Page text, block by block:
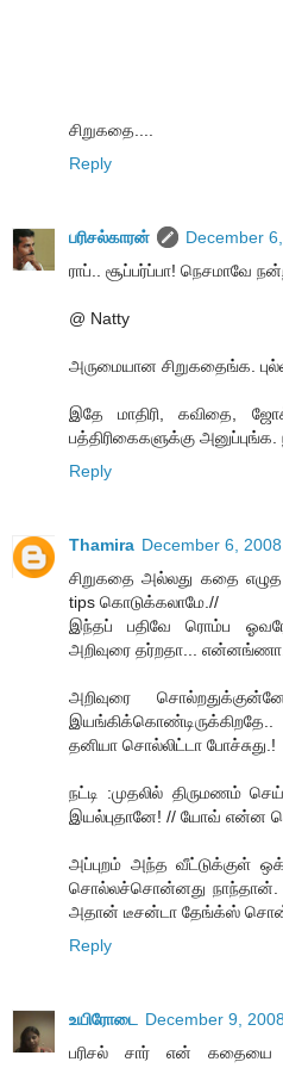
சிறுகதை....
Reply
பரிசல்காரன்
December
ராப்.. சூப்பர்ப்பா! நெசமாவே
@ Natty
அருமையான சிறுகதைங்க.
இதே மாதிரி, கவிதை,
பத்திரிகைகளுக்கு
Reply
Thamira December 6,
சிறுகதை அல்லது கதை
tips கொடுக்கலாமே.//
இந்தப் பதிவே ரொம்ப
அறிவுரை தர்றதா...
அறிவுரை
இயங்கிக்கொண்டிருக்கிறதே..
தனியா சொல்லிட்டா போச்சுது.!
நட்டி :முதலில் திருமணம்
இயல்புதானே! // யோவ் என்ன
அப்புறம் அந்த வீட்டுக்குள்
சொல்லச்சொன்னது நாந்தான்.
அதான் டீசன்டா தேங்க்ஸ்
Reply
உயிரோடை
December 9,
ப‌ரிச‌ல் சார் என் க‌தையை